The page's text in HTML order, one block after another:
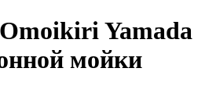
Yamada
мойки